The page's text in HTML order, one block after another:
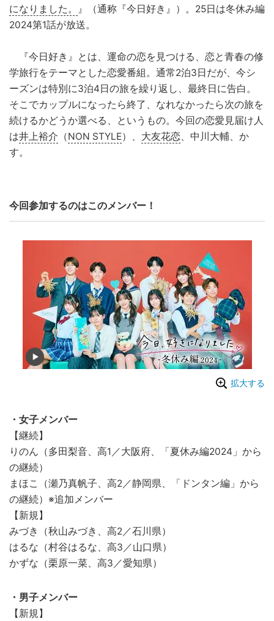
になりました。
』（通称『今日好き』）。25日は冬休み編
2024第1話が放送。
『今日好き』とは、運命の恋を見つける、恋と青春の修
学旅行をテーマとした恋愛番組。通常2泊3日だが、今シ
ーズンは特別に3泊4日の旅を繰り返し、最終日に告白。
そこでカップルになったら終了、なれなかったら次の旅を
続けるかどうか選べる、というもの。今回の恋愛見届け人
は井上裕介 （NON STYLE）、 大友花恋、中川大輔、か
す。
今回参加するのはこのメンバー！
拡大する
・女子メンバー
【継続】
りのん（多田梨音、高1／大阪府、「夏休み編2024」から
の継続）
まほこ（瀬乃真帆子、高2／静岡県、「ドンタン編」から
の継続）※追加メンバー
【新規】
みづき（秋山みづき、高2／石川県）
はるな（村谷はるな、高3／山口県）
かずな（栗原一菜、高3／愛知県）
・男子メンバー
【新規】